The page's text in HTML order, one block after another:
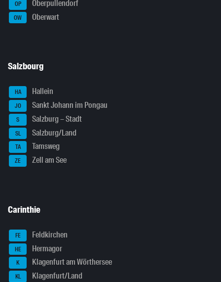
OP Oberpullendorf
OW Oberwart
Salzbourg
HA Hallein
JO Sankt Johann im Pongau
S Salzburg – Stadt
SL Salzburg/Land
TA Tamsweg
ZE Zell am See
Carinthie
FE Feldkirchen
HE Hermagor
K Klagenfurt am Wörthersee
KL Klagenfurt/Land